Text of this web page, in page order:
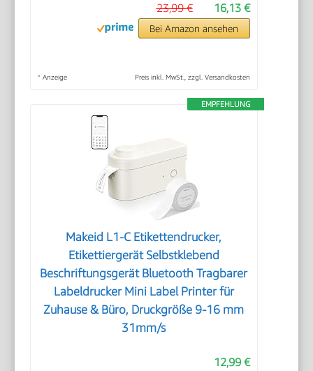
16,13 €
23,99 €
Bei Amazon ansehen
* Anzeige Preis inkl. MwSt., zzgl. Versandkosten
EMPFEHLUNG
Makeid L1-C Etikettendrucker,
Etikettiergerät Selbstklebend
Beschriftungsgerät Bluetooth Tragbarer
Labeldrucker Mini Label Printer für
Zuhause & Büro, Druckgröße 9-16 mm
31mm/s
12,99 €